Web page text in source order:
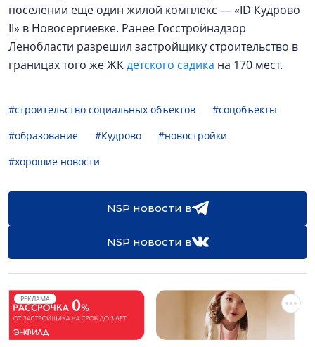
поселении еще один жилой комплекс — «ID Кудрово
II» в Новосергиевке. Ранее Госстройнадзор
Ленобласти разрешил застройщику строительство в
границах того же ЖКдетского садика на 170 мест.
#строительство социальных объектов
#соцобъекты
#образование
#Кудрово
#новостройки
#хорошие новости
NSP новости в
NSP новости в
РЕКЛАМА